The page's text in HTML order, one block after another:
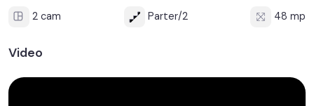
2 cam Parter/2 48 mp
Video